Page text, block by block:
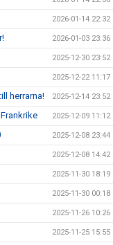
2026-01-14 22:32
2026-01-03 23:36
2025-12-30 23:52
2025-12-22 11:17
herrarna! 2025-12-14 23:52
2025-12-09 11:12
2025-12-08 23:44
2025-12-08 14:42
2025-11-30 18:19
2025-11-30 00:18
2025-11-26 10:26
2025-11-25 15:55